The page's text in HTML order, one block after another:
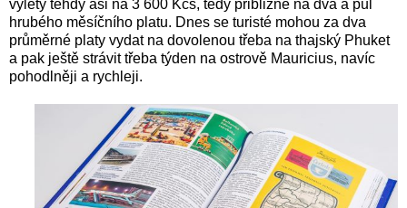
výlety tehdy asi na 3 600 Kčs, tedy přibližně na dva a půl
hrubého měsíčního platu. Dnes se turisté mohou za dva
průměrné platy vydat na dovolenou třeba na thajský Phuket
a pak ještě strávit třeba týden na ostrově Mauricius, navíc
pohodlněji a rychleji.